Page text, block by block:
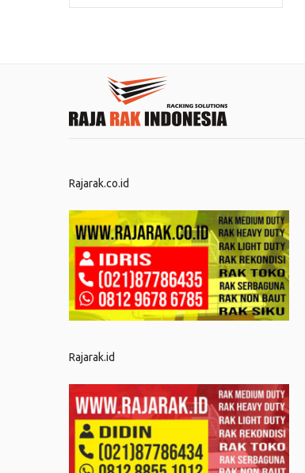
Rajarak.co.id
Rajarak.id